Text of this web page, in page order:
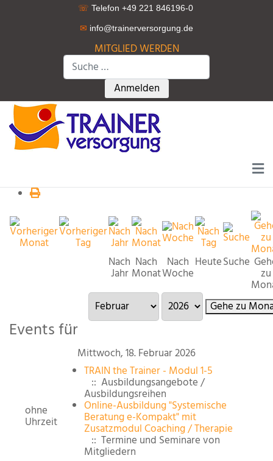
☏ Telefon +49 221 846196-0
✉ info@trainerversorgung.de
MITGLIED WERDEN
Suchen
Type 2 or more characters for
Anmelden
Nach
Jahr
Nach
Monat
Nach
Woche
HeuteSuche
zu
Gehe zu
Events für
Mittwoch, 18. Februar 2026
ohne
Uhrzeit
TRAIN the Trainer - Modul 1-5
:: Ausbildungsangebote /
Ausbildungsreihen
Online-Ausbildung "Systemische
Beratung e-Kompakt" mit
Zusatzmodul Coaching / Therapie
:: Termine und Seminare von
Mitgliedern